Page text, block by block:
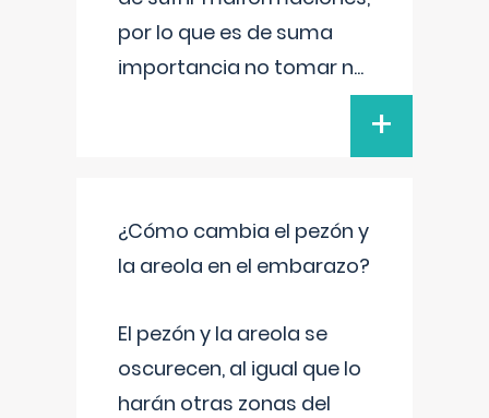
por lo que es de suma
importancia no tomar n...
+
¿Cómo cambia el pezón y
la areola en el embarazo?
El pezón y la areola se
oscurecen, al igual que lo
harán otras zonas del